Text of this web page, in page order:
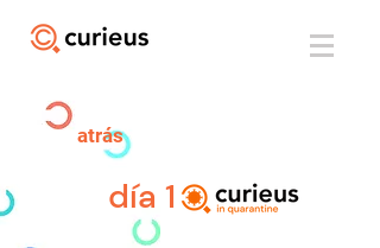
día 1
atrás